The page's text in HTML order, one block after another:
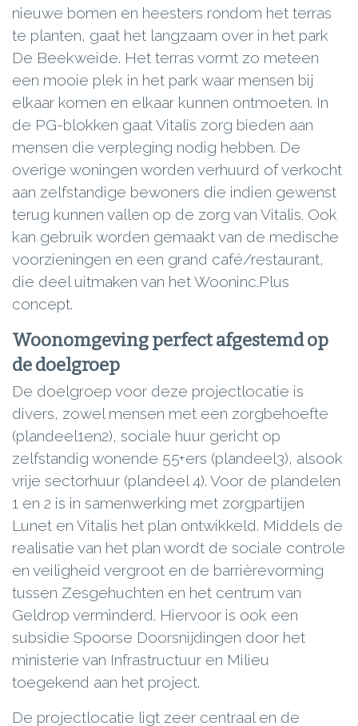
nieuwe bomen en heesters rondom het terras
te planten, gaat het langzaam over in het park
De Beekweide. Het terras vormt zo meteen
een mooie plek in het park waar mensen bij
elkaar komen en elkaar kunnen ontmoeten. In
de PG-blokken gaat Vitalis zorg bieden aan
mensen die verpleging nodig hebben. De
overige woningen worden verhuurd of verkocht
aan zelfstandige bewoners die indien gewenst
terug kunnen vallen op de zorg van Vitalis. Ook
kan gebruik worden gemaakt van de medische
voorzieningen en een grand café/restaurant,
die deel uitmaken van het Wooninc.Plus
concept.
Woonomgeving perfect afgestemd op
de doelgroep
De doelgroep voor deze projectlocatie is
divers, zowel mensen met een zorgbehoefte
(plandeel1en2), sociale huur gericht op
zelfstandig wonende 55+ers (plandeel3), alsook
vrije sectorhuur (plandeel 4). Voor de plandelen
1 en 2 is in samenwerking met zorgpartijen
Lunet en Vitalis het plan ontwikkeld. Middels de
realisatie van het plan wordt de sociale controle
en veiligheid vergroot en de barrièrevorming
tussen Zesgehuchten en het centrum van
Geldrop verminderd. Hiervoor is ook een
subsidie Spoorse Doorsnijdingen door het
ministerie van Infrastructuur en Milieu
toegekend aan het project.
De projectlocatie ligt zeer centraal en de